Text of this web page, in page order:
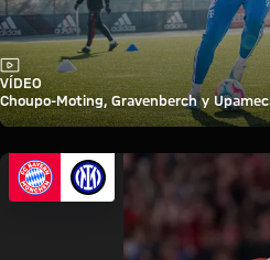
Vídeo
VÍDEO
Choupo-Moting, Gravenberch y